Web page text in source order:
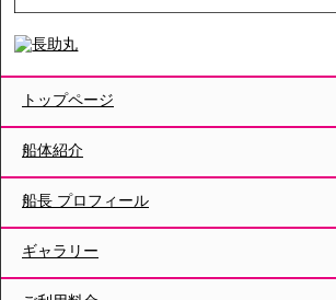
トップページ
船体紹介
船長 プロフィール
ギャラリー